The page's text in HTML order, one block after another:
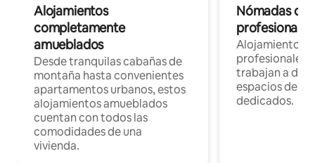
Alojamientos
completamente
amueblados
Desde tranquilas cabañas de
montaña hasta convenientes
apartamentos urbanos, estos
alojamientos amueblados
cuentan con todos las
comodidades de una
vivienda.
Nómadas
Alojamientos
profesionales
trabajan a
espacios de
dedicados.